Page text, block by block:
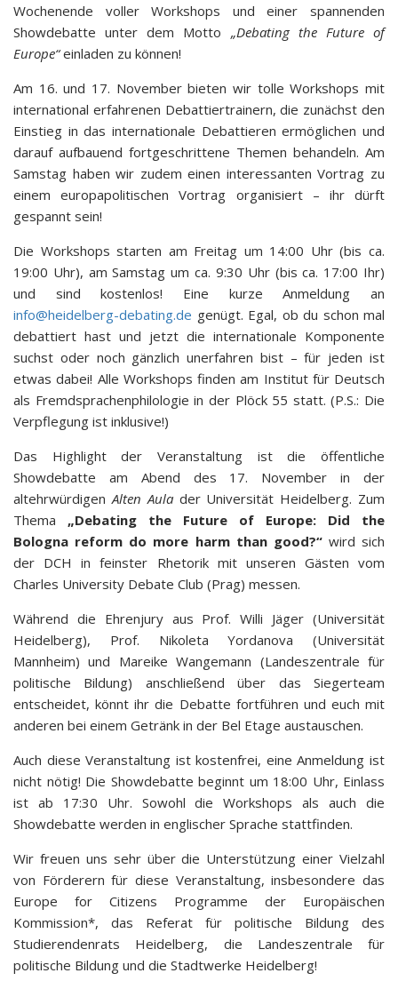
Wochenende voller Workshops und einer spannenden
Showdebatte unter dem Motto „Debating the Future of
Europe“einladen zu können!
Am 16. und 17. November bieten wir tolle Workshops mit
international erfahrenen Debattiertrainern, die zunächst den
Einstieg in das internationale Debattieren ermöglichen und
darauf aufbauend fortgeschrittene Themen behandeln. Am
Samstag haben wir zudem einen interessanten Vortrag zu
einem europapolitischen Vortrag organisiert – ihr dürft
gespannt sein!
Die Workshops starten am Freitag um 14:00 Uhr (bis ca.
19:00 Uhr), am Samstag um ca. 9:30 Uhr (bis ca. 17:00 Ihr)
und sind kostenlos! Eine kurze Anmeldung an
info@heidelberg-debating.de genügt. Egal, ob du schon mal
debattiert hast und jetzt die internationale Komponente
suchst oder noch gänzlich unerfahren bist – für jeden ist
etwas dabei! Alle Workshops finden am Institut für Deutsch
als Fremdsprachenphilologie in der Plöck 55 statt. (P.S.: Die
Verpflegung ist inklusive!)
Das Highlight der Veranstaltung ist die öffentliche
Showdebatte am Abend des 17. November in der
altehrwürdigen Alten Aulader Universität Heidelberg. Zum
Thema „Debating the Future of Europe: Did the
Bologna reform do more harm than good?“wird sich
der DCH in feinster Rhetorik mit unseren Gästen vom
Charles University Debate Club (Prag) messen.
Während die Ehrenjury aus Prof. Willi Jäger (Universität
Heidelberg), Prof. Nikoleta Yordanova (Universität
Mannheim) und Mareike Wangemann (Landeszentrale für
politische Bildung) anschließend über das Siegerteam
entscheidet, könnt ihr die Debatte fortführen und euch mit
anderen bei einem Getränk in der Bel Etage austauschen.
Auch diese Veranstaltung ist kostenfrei, eine Anmeldung ist
nicht nötig! Die Showdebatte beginnt um 18:00 Uhr, Einlass
ist ab 17:30 Uhr. Sowohl die Workshops als auch die
Showdebatte werden in englischer Sprache stattfinden.
Wir freuen uns sehr über die Unterstützung einer Vielzahl
von Förderern für diese Veranstaltung, insbesondere das
Europe for Citizens Programme der Europäischen
Kommission*, das Referat für politische Bildung des
Studierendenrats Heidelberg, die Landeszentrale für
politische Bildung und die Stadtwerke Heidelberg!